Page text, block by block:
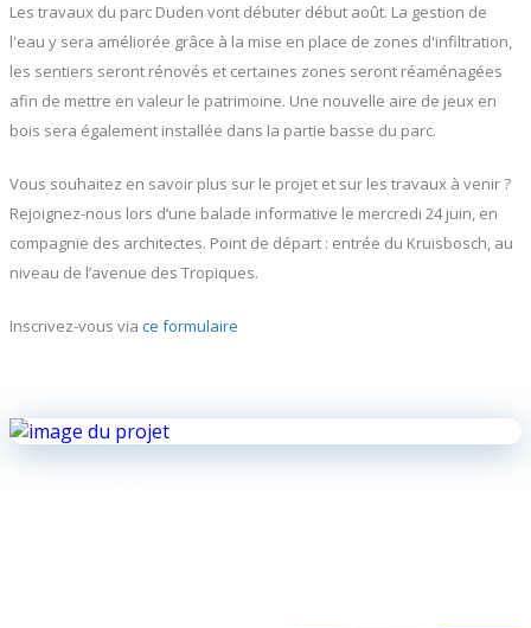
Les travaux du parc Duden vont débuter début août. La gestion de
l'eau y sera améliorée grâce à la mise en place de zones d'infiltration,
les sentiers seront rénovés et certaines zones seront réaménagées
afin de mettre en valeur le patrimoine. Une nouvelle aire de jeux en
bois sera également installée dans la partie basse du parc.
Vous souhaitez en savoir plus sur le projet et sur les travaux à venir ?
Rejoignez-nous lors d’une balade informative le mercredi 24 juin, en
compagnie des architectes. Point de départ : entrée du Kruisbosch, au
niveau de l’avenue des Tropiques.
Inscrivez-vous via ce formulaire